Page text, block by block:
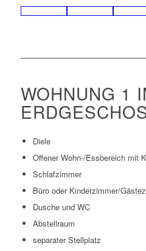
WOHNUNG 1
Diele
Offener Wohn-/Essbereich mit
Schlafzimmer
Büro oder Kinderzimmer/
Dusche und WC
Abstellraum
separater Stellplatz